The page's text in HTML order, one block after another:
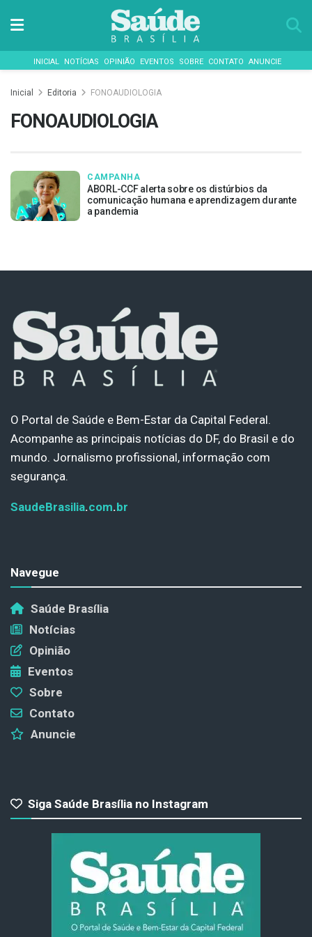
INICIAL NOTÍCIAS OPINIÃO EVENTOS SOBRE CONTATO ANUNCIE
Inicial Editoria FONOAUDIOLOGIA
FONOAUDIOLOGIA
CAMPANHA
ABORL-CCF alerta sobre os distúrbios da
comunicação humana e aprendizagem durante
a pandemia
O Portal de Saúde e Bem-Estar da Capital Federal.
Acompanhe as principais notícias do DF, do Brasil e do
mundo. Jornalismo profissional, informação com
segurança.
SaudeBrasilia.com.br
Navegue
Saúde Brasília
Notícias
Opinião
Eventos
Sobre
Contato
Anuncie
Siga Saúde Brasília no Instagram